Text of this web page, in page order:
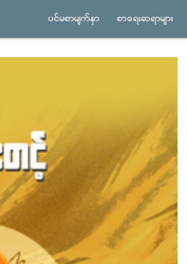
ပင္မစာမ်က္ႏွာ စာေရးဆရာမ်ား